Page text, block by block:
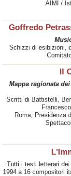
AIMI /
Goffredo
Schizzi di esibizioni,
Il
Mappa ragionata
Scritti di Battistelli,
Roma, Presidenza
Tutti i testi letterari
1994 a 16 compositori